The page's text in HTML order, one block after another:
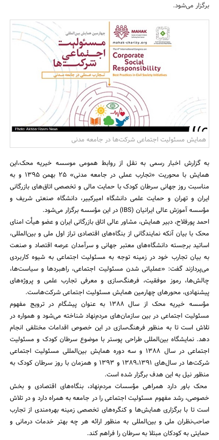
مسکن و ساختمان
جستجو
برگزار می‌‌شود.
همایش مسئولیت اجتماعی شرکت‌ها در جامعه مدنی
به گزارش اخبار رسمی به نقل از روابط همومی موسسه خیریه محک،این
همایش با محوریت «تجارب عملی در جامعه مدنی» 25 بهمن 1395 و به
مناسبت روز جهانی سرطان کودک با حمایت مالی و تخصصی اتاق‌های بازرگانی
ایران و تهران و حمایت علمی دانشگاه امیرکبیر، دانشگاه صنعتی شریف و
مؤسسه آموزش عالی ایرانیان (IBS) در این مؤسسه برگزار می‌شود.
احمد پورفلاح، دبیر همایش، مشاور عالی اتاق بازرگانی ایران و عضو هیأت امنای
محک با بیان آنکه نمایندگانی از بنگاه‌های اقتصادی تراز اول ملی و بین‌المللی،
اساتید برجسته دانشگاه‌های معتبر جهانی و سرآمدان عرصه اقتصاد و صنعت
به بیان تجارب خود در زمینه توجه به مسئولیت اجتماعی به شیوه کاربردی
می‌پردازند گفت: «عملیاتی شدن مسئولیت اجتماعی، راهبردها و سیاست‌ها،
چالش‌ها، رموز موفقیت، فرهنگ‌سازی و معرفی تجارب علمی و پروژه‌های
پیشنهادی، محورهای چهارمین همایش مسئولیت اجتماعی شرکت‌هاست.
مؤسسه خیریه محک از سال 1388 به عنوان پیشگام در ترویج مفهوم
مسئولیت اجتماعی در بین سازمان‌های مردم‌نهاد شناخته می‌شود و همواره در
تلاش است تا به منظور فرهنگ‌سازی در این خصوص اقدامات مختلفی انجام
دهد. نمایشگاه بین‌المللی طراحی پوستر با موضوع سرطان کودک و مسئولیت
اجتماعی در سال 1388 و سه دوره همایش بین‌المللی مسئولیت اجتماعی
شرکت‌ها در سال‌های 1389،1391 و 1393 و همزمان با روز سرطان کودک به
منظور نیل به این هدف برگزار شده است.
محک باور دارد همراهی مؤسسات مردم‌نهاد، بنگاه‌های اقتصادی و بخش
خصوصی، رشد مفهوم مسئولیت اجتماعی را در جامعه به همراه دارد و در تلاش
است تا با برگزاری همایش‌ها و کنگره‌های تخصصی زمینه بهره‌مندی از تجارب
صاحب‌نظران ملی و بین‌المللی به منظور ارائه هر چه بهتر خدمات درمانی و
حمایتی به کودکان مبتلا به سرطان را فراهم کند.